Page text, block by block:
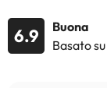
6.9
Buona
Basato su